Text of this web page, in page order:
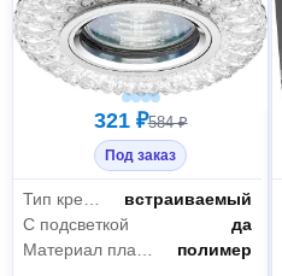
321 ₽584 ₽
Под заказ
встраиваемый
С подсветкой
да
полимер